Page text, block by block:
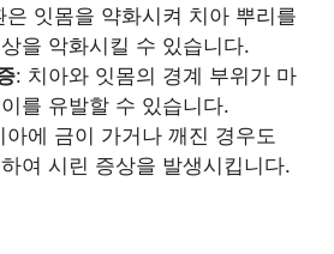
은 잇몸을 약화시켜 치아 뿌리를
을 악화시킬 수 있습니다.
: 치아와 잇몸의 경계 부위가 마
를 유발할 수 있습니다.
아에 금이 가거나 깨진 경우도
여 시린 증상을 발생시킵니다.